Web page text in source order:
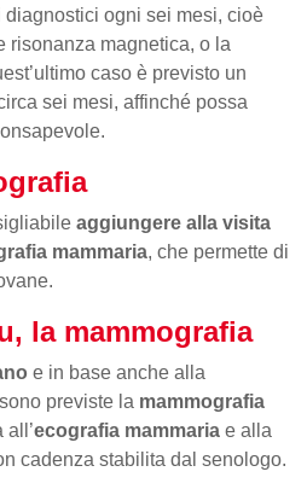
diagnostici ogni sei mesi, cioè
risonanza magnetica, o la
caso è previsto un
sei mesi, affinché possa
aggiungere alla visita
mammaria, che permette di
la mammografia
e in base anche alla
previste la mammografia
ecografia mammaria e alla
cadenza stabilita dal senologo.